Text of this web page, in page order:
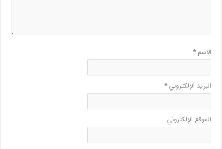
الاسم*
البريد الإلكتروني*
الموقع الإلكتروني